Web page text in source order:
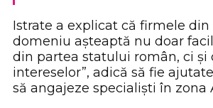
Istrate a explicat că firmele din
domeniu așteaptă nu doar
din partea statului român, ci și
intereselor”, adică să fie
să angajeze specialiști în zona